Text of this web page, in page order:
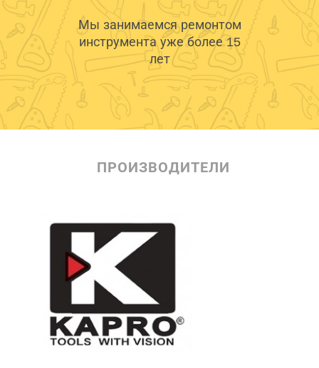
Мы занимаемся ремонтом
инструмента уже более 15
лет
ПРОИЗВОДИТЕЛИ